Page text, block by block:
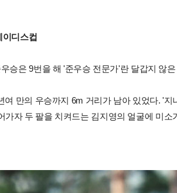
이디스컵
승은 9번을 해 '준우승 전문가'란 달갑지 않
여 만의 우승까지 6m 거리가 남아 있었다. '
가자 두 팔을 치켜드는 김지영의 얼굴에 미